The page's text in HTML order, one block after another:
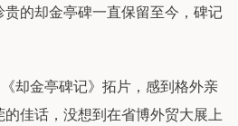
贵的却金亭碑一直保留至今，碑记
却金亭碑记》拓片，感到格外亲
佳话，没想到在省博外贸大展上